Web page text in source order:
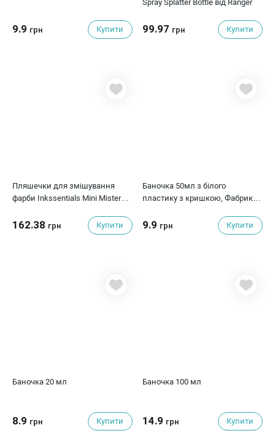
9.9 грн Купити
Spray Splatter Bottle від Ranger
99.97 грн Купити
Пляшечки для змішування
фарби Inkssentials Mini Misters
162.38 грн Купити
Баночка 50мл з білого
пластику з кришкою, Фабрика
9.9 грн Купити
Баночка 20 мл
8.9 грн Купити
Баночка 100 мл
14.9 грн Купити